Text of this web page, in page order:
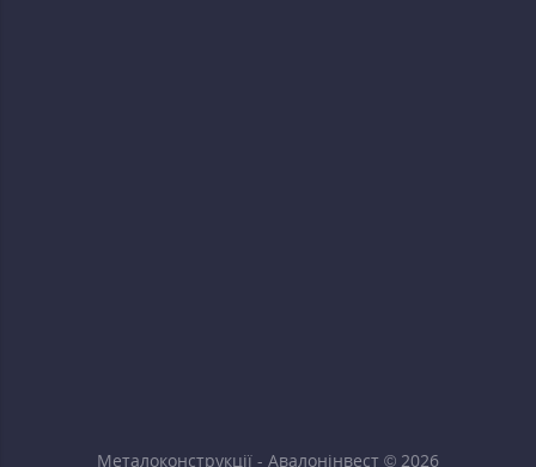
Металоконструкції - Авалонінвест © 2026